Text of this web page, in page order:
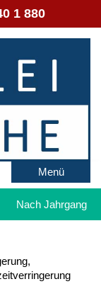
1 880
Menü
Nach Jahrgang